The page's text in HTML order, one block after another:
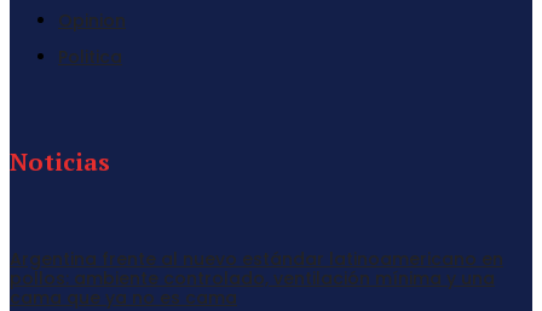
Opinion
Politica
Noticias
Argentina frente al nuevo estándar latinoamericano en
pollos: ambiente controlado, ventilación mínima y una
cama que ya no es cama